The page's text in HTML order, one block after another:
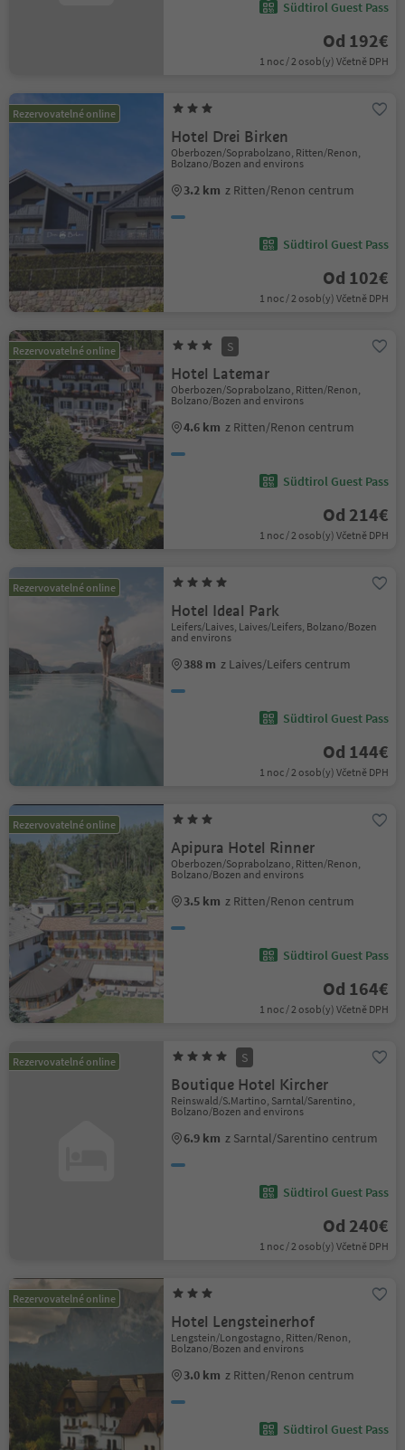
Südtirol Guest Pass
Od 192€
1 noc / 2 osob(y) Včetně DPH
Rezervovatelné online
Hotel Drei Birken
Oberbozen/Soprabolzano, Ritten/Renon,
Bolzano/Bozen and environs
3.2 km z Ritten/Renon centrum
Südtirol Guest Pass
Od 102€
1 noc / 2 osob(y) Včetně DPH
Rezervovatelné online S
Hotel Latemar
Oberbozen/Soprabolzano, Ritten/Renon,
Bolzano/Bozen and environs
4.6 km z Ritten/Renon centrum
Südtirol Guest Pass
Od 214€
1 noc / 2 osob(y) Včetně DPH
Rezervovatelné online
Hotel Ideal Park
Leifers/Laives, Laives/Leifers, Bolzano/Bozen
and environs
388 m z Laives/Leifers centrum
Südtirol Guest Pass
Od 144€
1 noc / 2 osob(y) Včetně DPH
Rezervovatelné online
Apipura Hotel Rinner
Oberbozen/Soprabolzano, Ritten/Renon,
Bolzano/Bozen and environs
3.5 km z Ritten/Renon centrum
Südtirol Guest Pass
Od 164€
1 noc / 2 osob(y) Včetně DPH
Rezervovatelné online S
Boutique Hotel Kircher
Reinswald/S.Martino, Sarntal/Sarentino,
Bolzano/Bozen and environs
6.9 km z Sarntal/Sarentino centrum
Südtirol Guest Pass
Od 240€
1 noc / 2 osob(y) Včetně DPH
Rezervovatelné online
Hotel Lengsteinerhof
Lengstein/Longostagno, Ritten/Renon,
Bolzano/Bozen and environs
3.0 km z Ritten/Renon centrum
Südtirol Guest Pass